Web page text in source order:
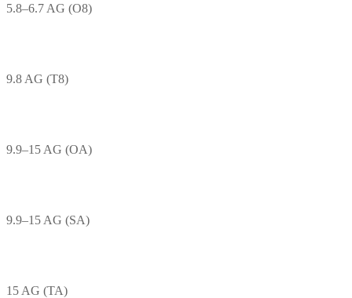
5.8–6.7 AG (O8)
9.8 AG (T8)
9.9–15 AG (OA)
9.9–15 AG (SA)
15 AG (TA)